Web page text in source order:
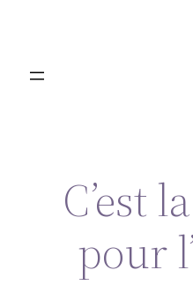
C’est
pour